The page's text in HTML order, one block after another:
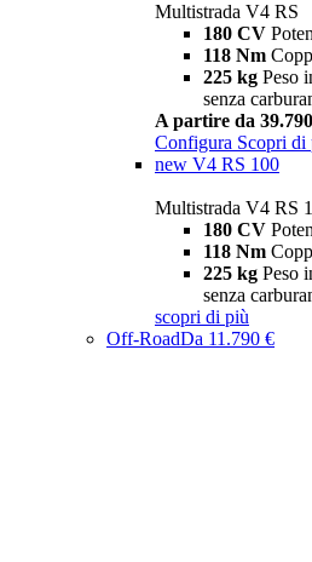
Multistrada V4 RS
180 CV
118 Nm
225 kg Peso
senza
A partire da
Configura Scopri di
new V4 RS 100
Multistrada V4 RS
180 CV
118 Nm
225 kg Peso
senza
scopri di più
Off-RoadDa 11.790 €